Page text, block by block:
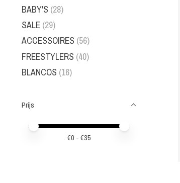
BABY'S (28)
SALE (29)
ACCESSOIRES (56)
FREESTYLERS (40)
BLANCOS (16)
Prijs
Minimale prijswaarde
Price maximum value
€0 - €35